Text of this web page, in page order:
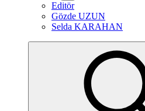
Editör
Gözde UZUN
Selda KARAHAN